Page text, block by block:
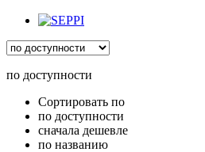
по доступности
Сортировать по
по доступности
сначала дешевле
по названию